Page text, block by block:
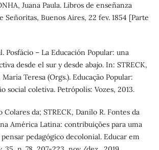
Juana Paula. Libros de enseñanza
Señoritas, Buenos Aires, 22 fev. 1854 [Parte
Posfácio – La Educación Popular: una
desde el sur y desde abajo. In: STRECK,
Teresa (Orgs.). Educação Popular:
social coletiva. Petrópolis: Vozes, 2013.
Colares da; STRECK, Danilo R. Fontes da
América Latina: contribuições para uma
pedagógico decolonial. Educar em